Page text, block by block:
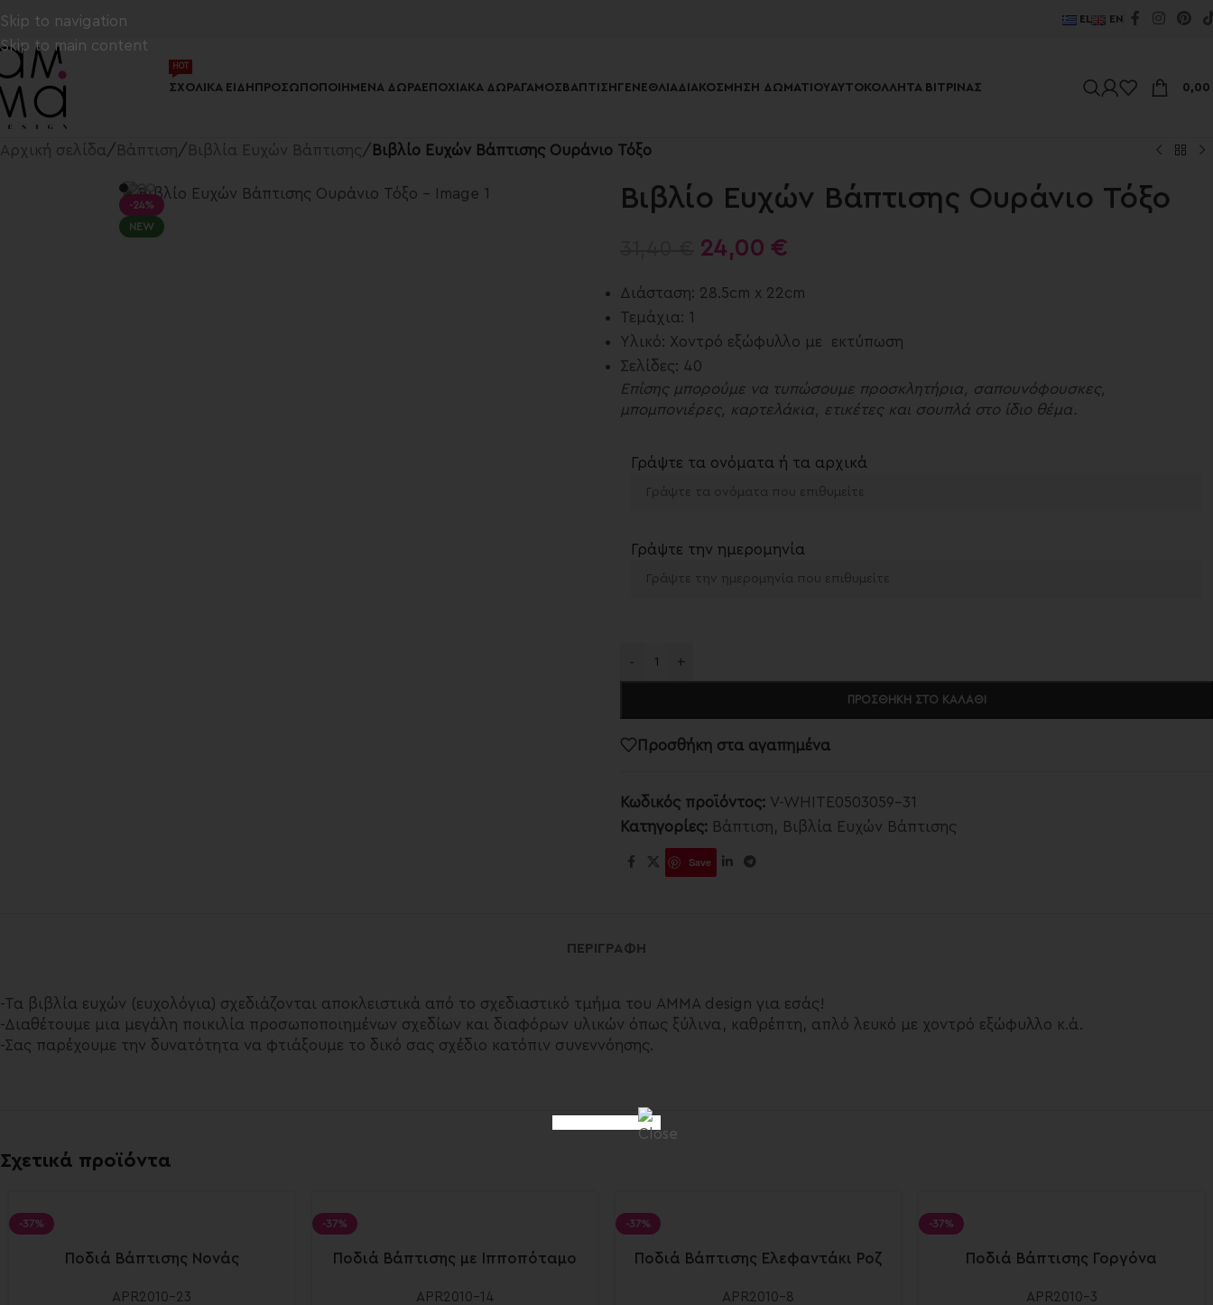
Skip to navigation
Skip to main content
EL EN
ΣΧΟΛΙΚΆ ΕΊΔΗ
ΗΟΤ
ΠΡΟΣΩΠΟΠΟΙΗΜΈΝΑ ΔΏΡΑΕΠΟΧΙΑΚΆ ΔΏΡΑΓΆΜΟΣ ΒΆΠΤΙΣΗ ΓΕΝΈΘΛΙΑΔΙΑΚΌΣΜΗΣΗ ΔΩΜΑΤΊΟΥΑΥΤΟΚΌΛΛΗΤΑ ΒΙΤΡΊΝΑΣ 0,00
Αρχική σελίδα / Βάπτιση/ Βιβλία Ευχών Βάπτισης/ Βιβλίο Ευχών Βάπτισης Ουράνιο Τόξο
-24%
NEW
Βιβλίο Ευχών Βάπτισης Ουράνιο Τόξο
24,00 €
Διάσταση: 28.5cm x 22cm
Τεμάχια: 1
Υλικό: Χοντρό εξώφυλλο με εκτύπωση
Σελίδες: 40
Επίσης μπορούμε να τυπώσουμε προσκλητήρια, σαπουνόφουσκες,
μπομπονιέρες, καρτελάκια, ετικέτες και σουπλά στο ίδιο θέμα.
Γράψτε τα ονόματα ή τα αρχικά
Γράψτε την ημερομηνία
- +
ΠΡΟΣΘΉΚΗ ΣΤΟ ΚΑΛΆΘΙ
Προσθήκη στα αγαπημένα
Κωδικός προϊόντος: V-WHITE0503059-31
Κατηγορίες: Βάπτιση, Βιβλία Ευχών Βάπτισης
Save
ΠΕΡΙΓΡΑΦΉ
-Τα βιβλία ευχών (ευχολόγια) σχεδιάζονται αποκλειστικά από το σχεδιαστικό τμήμα του AMMA design για εσάς!
-Διαθέτουμε μια μεγάλη ποικιλία προσωποποιημένων σχεδίων και διαφόρων υλικών όπως ξύλινα, καθρέπτη, απλό λευκό με χοντρό εξώφυλλο κ.ά.
-Σας παρέχουμε την δυνατότητα να φτιάξουμε το δικό σας σχέδιο κατόπιν συνεννόησης.
Σχετικά προϊόντα
-37%
Ποδιά Βάπτισης Νονάς
APR2010-23
-37%
Ποδιά Βάπτισης με Ιπποπόταμο
APR2010-14
-37%
Ποδιά Βάπτισης Ελεφαντάκι Ροζ
APR2010-8
-37%
Ποδιά Βάπτισης Γοργόνα
APR2010-3